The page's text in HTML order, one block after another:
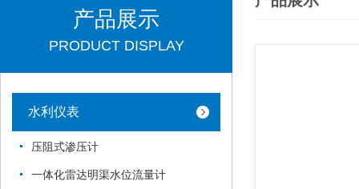
产品展示
PRODUCT DISPLAY
水利仪表
压阻式渗压计
一体化雷达明渠水位流量计